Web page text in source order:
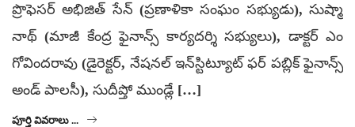
ప్రొఫెసర్‌ అభిజిత్‌ సేన్‌ (ప్రణాళికా సంఘం సభ్యుడు), సుష్మా
నాథ్‌ (మాజీ కేంద్ర ఫైనాన్స్‌ కార్యదర్శి సభ్యులు), డాక్టర్‌ ఎం
గోవిందరావు (డైరెక్టర్‌, నేషనల్‌ ఇన్‌స్టిట్యూట్‌ ఫర్‌ పబ్లిక్‌ ఫైనాన్స్‌
అండ్‌ పాలసీ), సుదీప్తో ముండ్లే […]
పూర్తి వివరాలు ...